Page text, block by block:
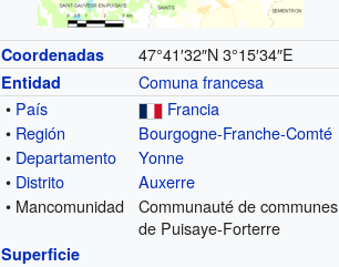
Coordenadas 47°41′32″N 3°15′34″E
Entidad
Comuna francesa
• País
Francia
• Región
Bourgogne-Franche-Comté
• Departamento
Yonne
• Distrito
Auxerre
• Mancomunidad
Communauté de communes
de Puisaye-Forterre
Superficie